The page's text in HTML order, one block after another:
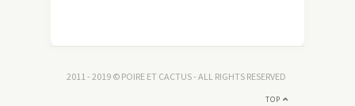
2011 - 2019 © POIRE ET CACTUS - ALL RIGHTS RESERVED
TOP